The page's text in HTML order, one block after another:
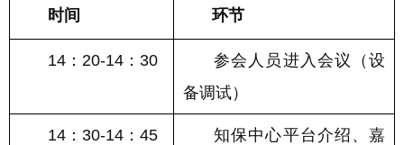
时间
环节
14：20-14：30
参会人员进入会议（设
备调试）
14：30-14：45
知保中心平台介绍、嘉